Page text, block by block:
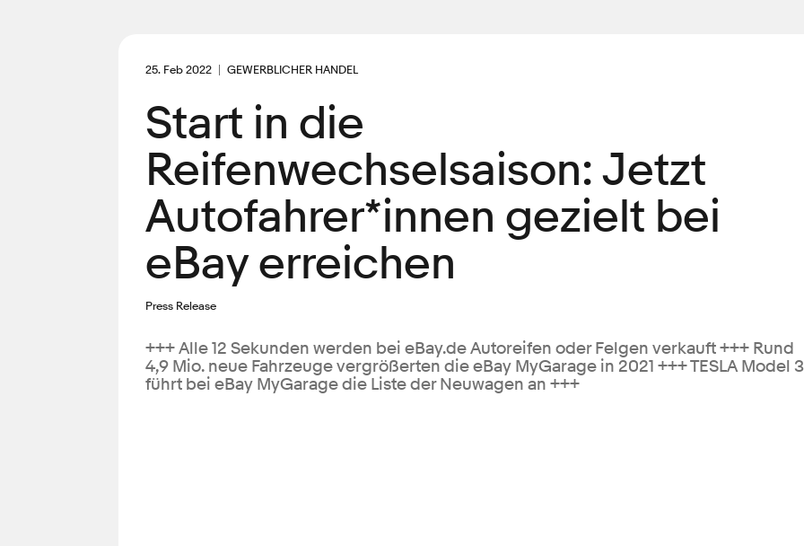
25. Feb 2022 GEWERBLICHER HANDEL
Start in die
Reifenwechselsaison: Jetzt
Autofahrer*innen gezielt bei
eBay erreichen
Press Release
+++ Alle 12 Sekunden werden bei eBay.de Autoreifen oder Felgen verkauft +++ Rund
4,9 Mio. neue Fahrzeuge vergrößerten die eBay MyGarage in 2021 +++ TESLA Model 3
führt bei eBay MyGarage die Liste der Neuwagen an +++